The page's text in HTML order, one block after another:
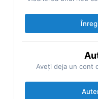
Aveţi deja un cont